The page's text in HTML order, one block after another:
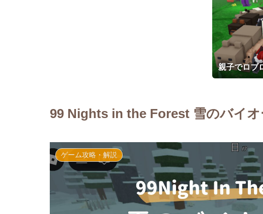
親子でロブ
99 Nights in the Forest 雪のバイオ
ゲーム攻略・解説